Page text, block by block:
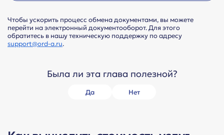
Чтобы ускорить процесс обмена документами, вы можете
перейти на электронный документооборот. Для этого
обратитесь в нашу техническую поддержку по адресу
support@ord-a.ru.
Была ли эта глава полезной?
Да Нет